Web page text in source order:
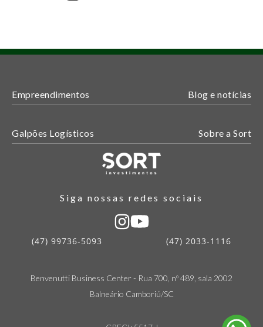
Empreendimentos Blog e notícias
Galpões Logísticos Sobre a Sort
Siga nossas redes sociais
(47) 99736-5093 (47) 2033-1116
Benvenutti Business Center - Rua 700, nº 489, sala 2002
Balneário Camboriú/SC